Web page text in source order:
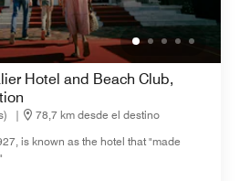
Hotel and Beach Club,
|
78,7 km desde el destino
is known as the hotel that "made